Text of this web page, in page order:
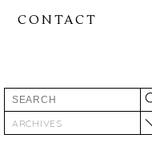
CONTACT
ARCHIVES